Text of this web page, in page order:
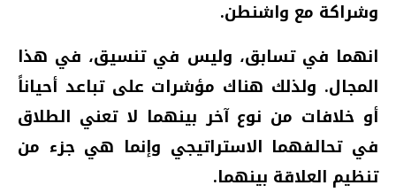
وشراكة مع واشنطن.
انهما في تسابق، وليس في تنسيق، في هذا
المجال. ولذلك هناك مؤشرات على تباعد أحياناً
أو خلافات من نوع آخر بينهما لا تعني الطلاق
في تحالفهما الاستراتيجي وإنما هي جزء من
تنظيم العلاقة بينهما.